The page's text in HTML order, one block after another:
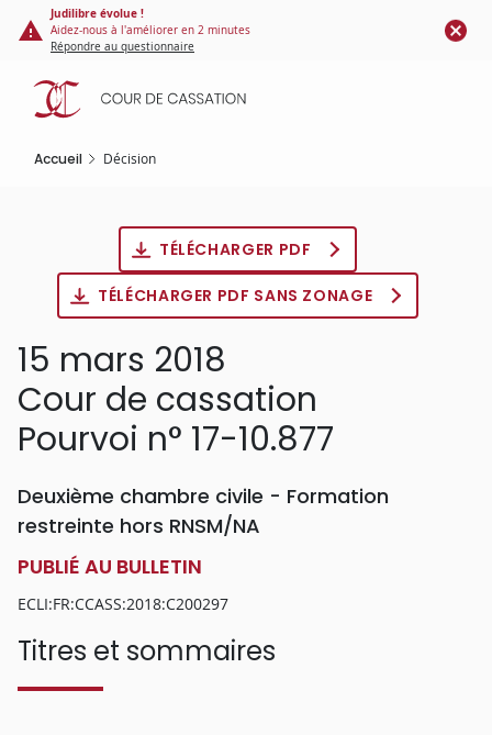
Panneau de gestion des cookies
contenu
principal
Judilibre évolue !
Aidez-nous à l'améliorer en 2 minutes
Répondre au questionnaire
Accueil Décision
TÉLÉCHARGER PDF
TÉLÉCHARGER PDF SANS ZONAGE
15 mars 2018
Cour de cassation
Pourvoi n° 17-10.877
Deuxième chambre civile - Formation
restreinte hors RNSM/NA
PUBLIÉ AU BULLETIN
ECLI:FR:CCASS:2018:C200297
Titres et sommaires